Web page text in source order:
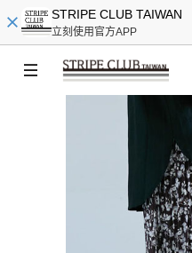
STRIPE CLUB TAIWAN
立刻使用官方APP